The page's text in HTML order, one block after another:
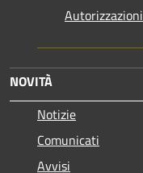
Autorizzazioni
NOVITÀ
Notizie
Comunicati
Avvisi